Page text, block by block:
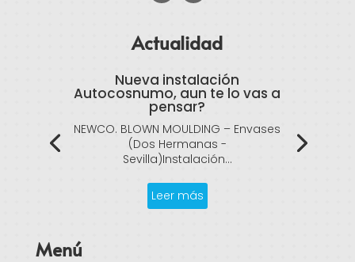
Actualidad
Nueva instalación
Autocosnumo, aun te lo vas a
pensar?
NEWCO. BLOWN MOULDING – Envases
(Dos Hermanas -
Sevilla)Instalación...
Leer más
Menú